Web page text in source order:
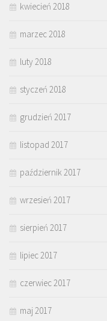
kwiecień 2018
marzec 2018
luty 2018
styczeń 2018
grudzień 2017
listopad 2017
październik 2017
wrzesień 2017
sierpień 2017
lipiec 2017
czerwiec 2017
maj 2017